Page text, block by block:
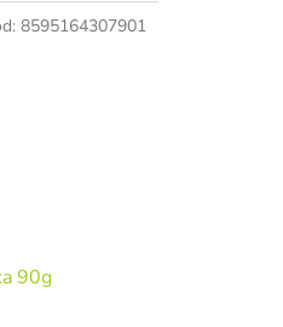
90g
8595164307901